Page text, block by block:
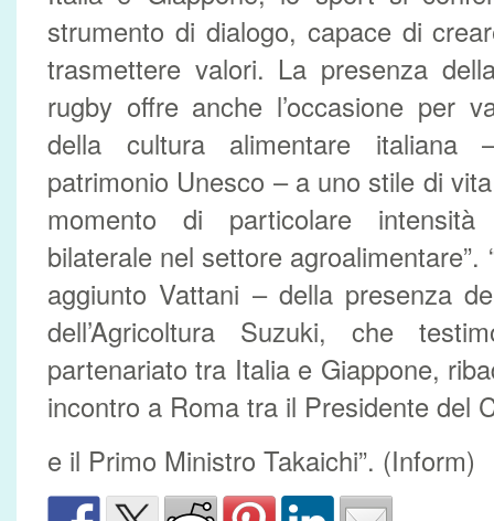
strumento di dialogo, capace di
trasmettere valori. La presenza
rugby offre anche l’occasione per
della cultura alimentare italiana
patrimonio Unesco – a uno stile di
momento di particolare intensità
bilaterale nel settore agroalimentare”.
aggiunto Vattani – della presenza
dell’Agricoltura Suzuki, che
partenariato tra Italia e Giappone,
incontro a Roma tra il Presidente del
e il Primo Ministro Takaichi”. (Inform)